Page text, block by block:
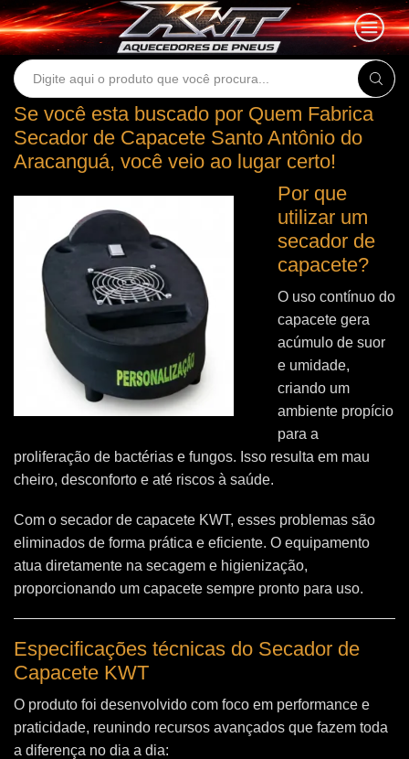
Search
Se você esta buscado por Quem Fabrica
Secador de Capacete Santo Antônio do
Aracanguá, você veio ao lugar certo!
Por que
utilizar um
secador de
capacete?
O uso contínuo do
capacete gera
acúmulo de suor
e umidade,
criando um
ambiente propício
para a
proliferação de bactérias e fungos. Isso resulta em mau
cheiro, desconforto e até riscos à saúde.
Com o secador de capacete KWT, esses problemas são
eliminados de forma prática e eficiente. O equipamento
atua diretamente na secagem e higienização,
proporcionando um capacete sempre pronto para uso.
Especificações técnicas do Secador de
Capacete KWT
O produto foi desenvolvido com foco em performance e
praticidade, reunindo recursos avançados que fazem toda
a diferença no dia a dia: